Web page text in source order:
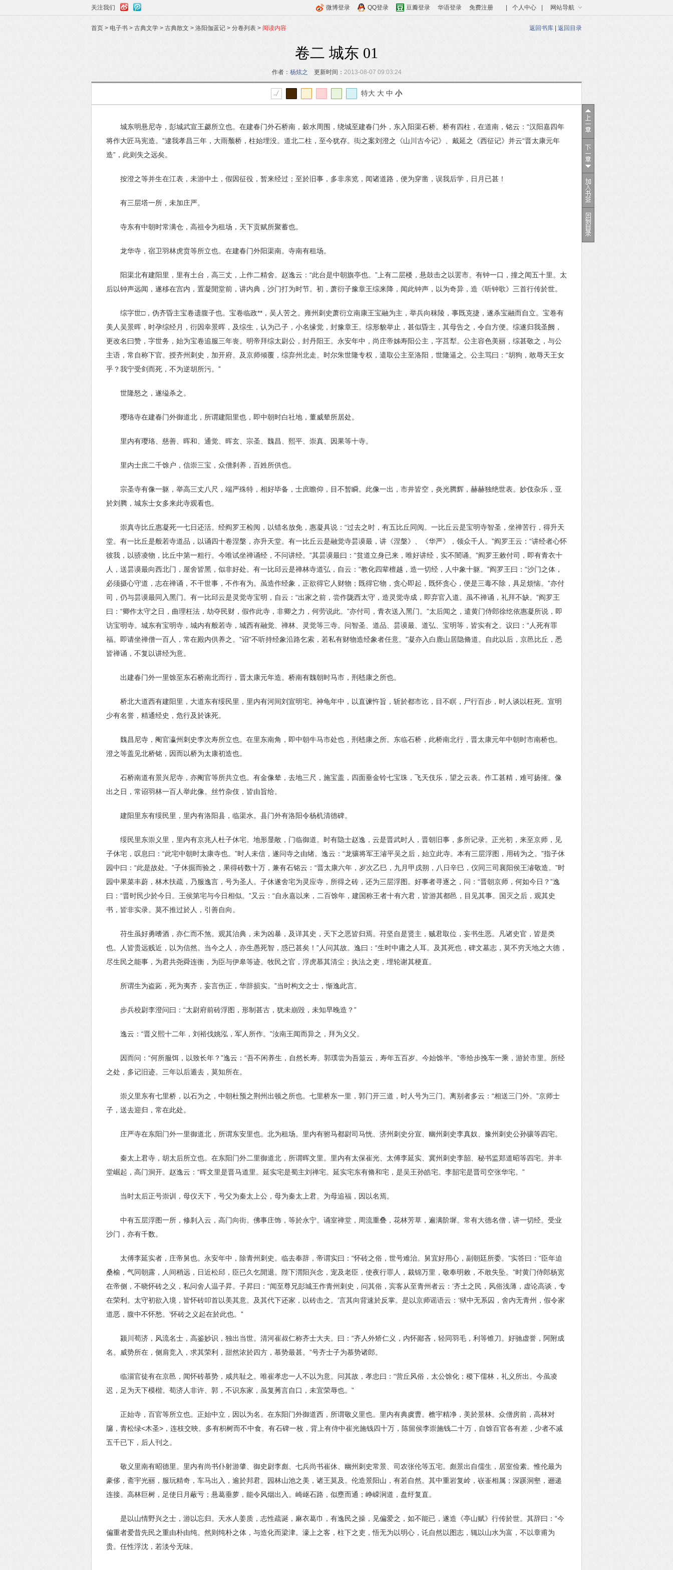
关注我们 个人中心 网站导航
微博登录 QQ登录 豆瓣登录 华语登录 免费注册
首页 > 电子书 > 古典文学 > 古典散文 > 洛阳伽蓝记 > 分卷列表 > 阅读内容 返回书库 返回目录
卷二 城东 01
作者： 杨炫之 更新时间： 2013-08-07 09:03:24
特大 大 中 小
城东明悬尼寺，彭城武宣王勰所立也。在建春门外石桥南，穀水周围，绕城至建春门外，东入阳渠石桥。桥有四柱，在道南，铭云：“汉阳嘉四年
将作大匠马宪造。”逮我孝昌三年，大雨颓桥，柱始埋没。道北二柱，至今犹存。衒之案刘澄之《山川古今记》、戴延之《西征记》并云“晋太康元年
造”，此则失之远矣。
按澄之等并生在江表，未游中土，假因征役，暂来经过；至於旧事，多非亲览，闻诸道路，便为穿凿，误我后学，日月已甚！
有三层塔一所，未加庄严。
寺东有中朝时常满仓，高祖令为租场，天下贡赋所聚蓄也。
龙华寺，宿卫羽林虎贲等所立也。在建春门外阳渠南。寺南有租场。
阳渠北有建阳里，里有土台，高三丈，上作二精舍。赵逸云：“此台是中朝旗亭也。”上有二层楼，悬鼓击之以罢市。有钟一口，撞之闻五十里。太
后以钟声远闻，遂移在宫内，置凝閒堂前，讲内典，沙门打为时节。初，萧衍子豫章王综来降，闻此钟声，以为奇异，造《听钟歌》三首行传於世。
综字世□，伪齐昏主宝卷遗腹子也。宝卷临政**，吴人苦之。雍州刺史萧衍立南康王宝融为主，举兵向秣陵，事既克捷，遂杀宝融而自立。宝卷有
美人吴景晖，时孕综经月，衍因幸景晖，及综生，认为己子，小名缘觉，封豫章王。综形貌举止，甚似昏主，其母告之，令自方便。综遂归我圣阙，
更改名曰赞，字世务，始为宝卷追服三年丧。明帝拜综太尉公，封丹阳王。永安年中，尚庄帝姊寿阳公主，字莒犁。公主容色美丽，综甚敬之，与公
主语，常自称下官。授齐州刺史，加开府。及京师倾覆，综弃州北走。时尔朱世隆专权，遣取公主至洛阳，世隆逼之。公主骂曰：“胡狗，敢辱天王女
乎？我宁受剑而死，不为逆胡所污。”
世隆怒之，遂缢杀之。
璎珞寺在建春门外御道北，所谓建阳里也，即中朝时白社地，董威辇所居处。
里内有璎珞、慈善、晖和、通觉、晖玄、宗圣、魏昌、熙平、崇真、因果等十寺。
里内士庶二千馀户，信崇三宝，众僧刹养，百姓所供也。
宗圣寺有像一躯，举高三丈八尺，端严殊特，相好毕备，士庶瞻仰，目不暂瞬。此像一出，市井皆空，炎光腾辉，赫赫独绝世表。妙伎杂乐，亚
於刘腾，城东士女多来此寺观看也。
崇真寺比丘惠凝死一七日还活。经阎罗王检阅，以错名放免，惠凝具说：“过去之时，有五比丘同阅。一比丘云是宝明寺智圣，坐禅苦行，得升天
堂。有一比丘是般若寺道品，以诵四十卷涅槃，亦升天堂。有一比丘云是融觉寺昙谟最，讲《涅槃》、《华严》，领众千人。”阎罗王云：“讲经者心怀
彼我，以骄凌物，比丘中第一粗行。今唯试坐禅诵经，不问讲经。”其昙谟最曰：“贫道立身已来，唯好讲经，实不闇诵。”阎罗王敕付司，即有青衣十
人，送昙谟最向西北门，屋舍皆黑，似非好处。有一比邱云是禅林寺道弘，自云：“教化四辈檀越，造一切经，人中象十躯。”阎罗王曰：“沙门之体，
必须摄心守道，志在禅诵，不干世事，不作有为。虽造作经象，正欲得它人财物；既得它物，贪心即起，既怀贪心，便是三毒不除，具足烦恼。”亦付
司，仍与昙谟最同入黑门。有一比邱云是灵觉寺宝明，自云：“出家之前，尝作陇西太守，造灵觉寺成，即弃官入道。虽不禅诵，礼拜不缺。”阎罗王
曰：“卿作太守之日，曲理枉法，劫夺民财，假作此寺，非卿之力，何劳说此。”亦付司，青衣送入黑门。”太后闻之，遣黄门侍郎徐纥依惠凝所说，即
访宝明寺。城东有宝明寺，城内有般若寺，城西有融觉、禅林、灵觉等三寺。问智圣、道品、昙谟最、道弘、宝明等，皆实有之。议曰：“人死有罪
福。即请坐禅僧一百人，常在殿内供养之。”诏“不听持经象沿路乞索，若私有财物造经象者任意。”凝亦入白鹿山居隐脩道。自此以后，京邑比丘，悉
皆禅诵，不复以讲经为意。
出建春门外一里馀至东石桥南北而行，晋太康元年造。桥南有魏朝时马市，刑嵇康之所也。
桥北大道西有建阳里，大道东有绥民里，里内有河间刘宣明宅。神龟年中，以直谏忤旨，斩於都市讫，目不瞑，尸行百步，时人谈以枉死。宣明
少有名誉，精通经史，危行及於诛死。
魏昌尼寺，阉官瀛州刺史李次寿所立也。在里东南角，即中朝牛马市处也，刑嵇康之所。东临石桥，此桥南北行，晋太康元年中朝时市南桥也。
澄之等盖见北桥铭，因而以桥为太康初造也。
石桥南道有景兴尼寺，亦阉官等所共立也。有金像辇，去地三尺，施宝盖，四面垂金铃七宝珠，飞天伎乐，望之云表。作工甚精，难可扬搉。像
出之日，常诏羽林一百人举此像。丝竹杂伎，皆由旨给。
建阳里东有绥民里，里内有洛阳县，临渠水。县门外有洛阳令杨机清德碑。
绥民里东崇义里，里内有京兆人杜子休宅。地形显敞，门临御道。时有隐士赵逸，云是晋武时人，晋朝旧事，多所记录。正光初，来至京师，见
子休宅，叹息曰：“此宅中朝时太康寺也。”时人未信，遂问寺之由绪。逸云：“龙骧将军王濬平吴之后，始立此寺。本有三层浮图，用砖为之。”指子休
园中曰：“此是故处。”子休掘而验之，果得砖数十万，兼有石铭云：“晋太康六年，岁次乙巳，九月甲戌朔，八日辛巳，仪同三司襄阳侯王濬敬造。”时
园中果菜丰蔚，林木扶疏，乃服逸言，号为圣人。子休遂舍宅为灵应寺，所得之砖，还为三层浮图。好事者寻逐之，问：“晋朝京师，何如今日？”逸
曰：“晋时民少於今日。王侯第宅与今日相似。”又云：“自永嘉以来，二百馀年，建国称王者十有六君，皆游其都邑，目见其事。国灭之后，观其史
书，皆非实录。莫不推过於人，引善自向。
苻生虽好勇嗜酒，亦仁而不煞。观其治典，未为凶暴，及详其史，天下之恶皆归焉。苻坚自是贤主，贼君取位，妄书生恶。凡诸史官，皆是类
也。人皆贵远贱近，以为信然。当今之人，亦生愚死智，惑已甚矣！”人问其故。逸曰：“生时中庸之人耳。及其死也，碑文墓志，莫不穷天地之大德，
尽生民之能事，为君共尧舜连衡，为臣与伊皋等迹。牧民之官，浮虎慕其清尘；执法之吏，埋轮谢其梗直。
所谓生为盗跖，死为夷齐，妄言伤正，华辞损实。”当时构文之士，惭逸此言。
步兵校尉李澄问曰：“太尉府前砖浮图，形制甚古，犹未崩毁，未知早晚造？”
逸云：“晋义熙十二年，刘裕伐姚泓，军人所作。”汝南王闻而异之，拜为义父。
因而问：“何所服饵，以致长年？”逸云：“吾不闲养生，自然长寿。郭璞尝为吾筮云，寿年五百岁。今始馀半。”帝给步挽车一乘，游於市里。所经
之处，多记旧迹。三年以后遁去，莫知所在。
崇义里东有七里桥，以石为之，中朝杜预之荆州出顿之所也。七里桥东一里，郭门开三道，时人号为三门。离别者多云：“相送三门外。”京师士
子，送去迎归，常在此处。
庄严寺在东阳门外一里御道北，所谓东安里也。北为租场。里内有驸马都尉司马恍、济州刺史分宣、幽州刺史李真奴、豫州刺史公孙骧等四宅。
秦太上君寺，胡太后所立也。在东阳门外二里御道北，所谓晖文里。里内有太保崔光、太傅李延实、冀州刺史李韶、秘书监郑道昭等四宅。并丰
堂崛起，高门洞开。赵逸云：“晖文里是晋马道里。延实宅是蜀主刘禅宅。延实宅东有脩和宅，是吴王孙皓宅。李韶宅是晋司空张华宅。”
当时太后正号崇训，母仪天下，号父为秦太上公，母为秦太上君。为母追福，因以名焉。
中有五层浮图一所，修刹入云，高门向街。佛事庄饰，等於永宁。诵室禅堂，周流重叠，花林芳草，遍满阶墀。常有大德名僧，讲一切经。受业
沙门，亦有千数。
太傅李延实者，庄帝舅也。永安年中，除青州刺史。临去奉辞，帝谓实曰：“怀砖之俗，世号难治。舅宜好用心，副朝廷所委。”实答曰：“臣年迫
桑榆，气同朝露，人间稍远，日近松邱，臣已久乞閒退。陛下渭阳兴念，宠及老臣，使夜行罪人，裁锦万里，敬奉明敕，不敢失坠。”时黄门侍郎杨宽
在帝侧，不晓怀砖之义，私问舍人温子昇。子昇曰：“闻至尊兄彭城王作青州刺史，问其俗，宾客从至青州者云：‘齐土之民，风俗浅薄，虚论高谈，专
在荣利。太守初欲入境，皆怀砖叩首以美其意。及其代下还家，以砖击之。’言其向背速於反掌。是以京师谣语云：‘狱中无系囚，舍内无青州，假令家
道恶，腹中不怀愁。’怀砖之义起在於此也。”
颍川荀济，风流名士，高鉴妙识，独出当世。清河崔叔仁称齐士大夫。曰：“齐人外矫仁义，内怀鄙吝，轻同羽毛，利等锥刀。好驰虚誉，阿附成
名。威势所在，侧肩竞入，求其荣利，甜然浓於四方，慕势最甚。”号齐士子为慕势诸郎。
临淄官徒有在京邑，闻怀砖慕势，咸共耻之。唯崔孝忠一人不以为意。问其故，孝忠曰：“营丘风俗，太公馀化；稷下儒林，礼义所出。今虽凌
迟，足为天下模楷。荀济人非许、郭，不识东家，虽复莠言自口，未宜荣辱也。”
正始寺，百官等所立也。正始中立，因以为名。在东阳门外御道西，所谓敬义里也。里内有典虞曹。檐宇精净，美於景林。众僧房前，高林对
牖，青松绿<木圣>，连枝交映。多有枳树而不中食。有石碑一枚，背上有侍中崔光施钱四十万，陈留侯李崇施钱二十万，自馀百官各有差，少者不减
五千已下，后人刊之。
敬义里南有昭德里。里内有尚书仆射游肇、御史尉李彪、七兵尚书崔休、幽州刺史常景、司农张伦等五宅。彪景出自儒生，居室俭素。惟伦最为
豪侈，斋宇光丽，服玩精奇，车马出入，逾於邦君。园林山池之美，诸王莫及。伦造景阳山，有若自然。其中重岩复岭，嵚崟相属；深蹊洞壑，逦递
连接。高林巨树，足使日月蔽亏；悬葛垂萝，能令风烟出入。崎岖石路，似壅而通；峥嵘涧道，盘纡复直。
是以山情野兴之士，游以忘归。天水人姜质，志性疏诞，麻衣葛巾，有逸民之操，见偏爱之，如不能已，遂造《亭山赋》行传於世。其辞曰：“今
偏重者爱昔先民之重由朴由纯。然则纯朴之体，与造化而梁津。濠上之客，柱下之吏，悟无为以明心，讬自然以图志，辄以山水为富，不以章甫为
贵。任性浮沈，若淡兮无味。